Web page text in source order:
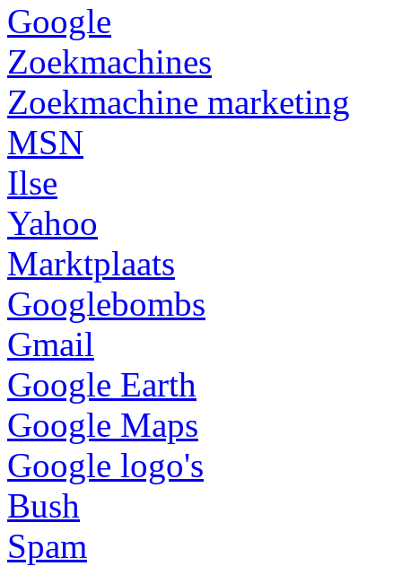
Google
Zoekmachines
Zoekmachine marketing
MSN
Ilse
Yahoo
Marktplaats
Googlebombs
Gmail
Google Earth
Google Maps
Google logo's
Bush
Spam